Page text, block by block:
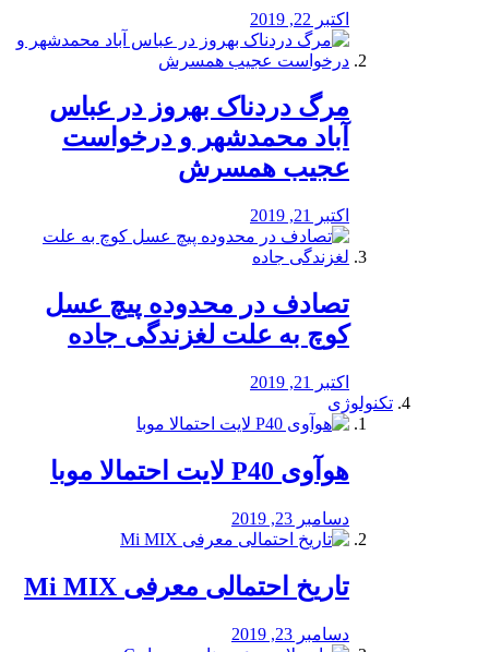
اکتبر 22, 2019
مرگ دردناک بهروز در عباس
آباد محمدشهر و درخواست
عجیب همسرش
اکتبر 21, 2019
تصادف در محدوده پیچ عسل
کوچ به علت لغزندگی جاده
اکتبر 21, 2019
تکنولوژی
هوآوی P40 لایت احتمالا موبا
دسامبر 23, 2019
تاریخ احتمالی معرفی Mi MIX
دسامبر 23, 2019